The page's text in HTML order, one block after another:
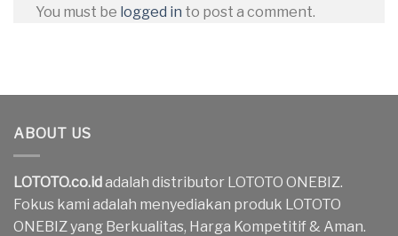
You must be logged in to post a comment.
ABOUT US
LOTOTO.co.idadalah distributor LOTOTO ONEBIZ.
Fokus kami adalah menyediakan produk LOTOTO
ONEBIZ yang Berkualitas, Harga Kompetitif & Aman.